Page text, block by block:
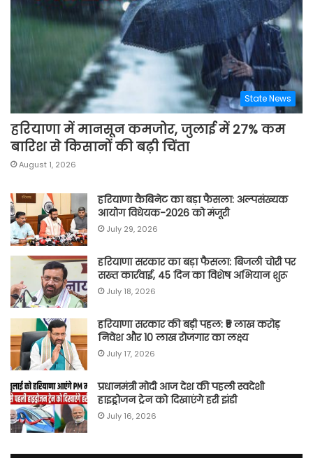
State News
हरियाणा में मानसून कमजोर, जुलाई में 27% कम
बारिश से किसानों की बढ़ी चिंता
August 1, 2026
हरियाणा कैबिनेट का बड़ा फैसला: अल्पसंख्यक
आयोग विधेयक-2026 को मंजूरी
July 29, 2026
हरियाणा सरकार का बड़ा फैसला: बिजली चोरी पर
सख्त कार्रवाई, 45 दिन का विशेष अभियान शुरू
July 18, 2026
हरियाणा सरकार की बड़ी पहल: ₹5 लाख करोड़
निवेश और 10 लाख रोजगार का लक्ष्य
July 17, 2026
प्रधानमंत्री मोदी आज देश की पहली स्वदेशी
हाइड्रोजन ट्रेन को दिखाएंगे हरी झंडी
July 16, 2026